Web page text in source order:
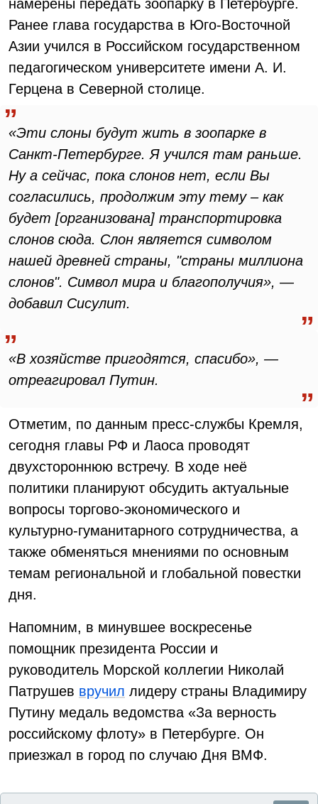
намерены передать зоопарку в Петербурге.
Ранее глава государства в Юго-Восточной
Азии учился в Российском государственном
педагогическом университете имени А. И.
Герцена в Северной столице.
«Эти слоны будут жить в зоопарке в
Санкт-Петербурге. Я учился там раньше.
Ну а сейчас, пока слонов нет, если Вы
согласились, продолжим эту тему – как
будет [организована] транспортировка
слонов сюда. Слон является символом
нашей древней страны, "страны миллиона
слонов". Символ мира и благополучия», —
добавил Сисулит.
«В хозяйстве пригодятся, спасибо», —
отреагировал Путин.
Отметим, по данным пресс-службы Кремля,
сегодня главы РФ и Лаоса проводят
двухстороннюю встречу. В ходе неё
политики планируют обсудить актуальные
вопросы торгово-экономического и
культурно-гуманитарного сотрудничества, а
также обменяться мнениями по основным
темам региональной и глобальной повестки
дня.
Напомним, в минувшее воскресенье
помощник президента России и
руководитель Морской коллегии Николай
Патрушев вручил лидеру страны Владимиру
Путину медаль ведомства «За верность
российскому флоту» в Петербурге. Он
приезжал в город по случаю Дня ВМФ.